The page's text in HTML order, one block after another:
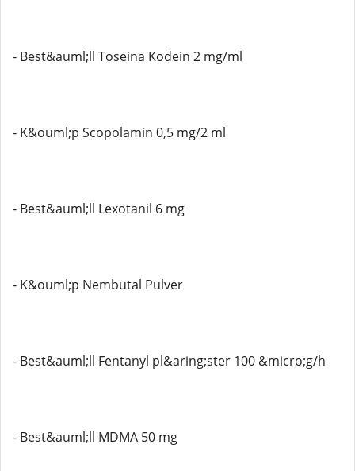
- Best&auml;ll Toseina Kodein 2 mg/ml
- K&ouml;p Scopolamin 0,5 mg/2 ml
- Best&auml;ll Lexotanil 6 mg
- K&ouml;p Nembutal Pulver
- Best&auml;ll Fentanyl pl&aring;ster 100 &micro;g/h
- Best&auml;ll MDMA 50 mg